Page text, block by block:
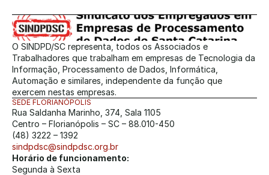
O SINDPD/SC representa, todos os Associados e
Trabalhadores que trabalham em empresas de Tecnologia da
Informação, Processamento de Dados, Informática,
Automação e similares, independente da função que
exercem nestas empresas.
SEDE FLORIANÓPOLIS
Rua Saldanha Marinho, 374, Sala 1105
Centro – Florianópolis – SC – 88.010-450
(48) 3222 – 1392
sindpdsc@sindpdsc.org.br
Horário de funcionamento:
Segunda à Sexta